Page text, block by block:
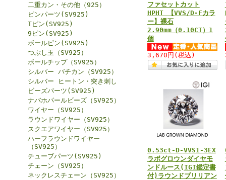
二重カン・その他（925）
ピンパーツ(SV925)
Tピン(SV925)
9ピン(SV925)
ボールピン(SV925)
つぶし玉（SV925）
ボールチップ（SV925）
シルバー バチカン（SV925）
シルバー ヒートン・突き刺し
ビーズパーツ(SV925)
ナバホパールビーズ（SV925）
ワイヤー（SV925）
ラウンドワイヤー（SV925）
スクエアワイヤー（SV925）
ハーフラウンドワイヤー
（SV925）
チューブパーツ(SV925)
チェーン（SV925）
ネックレスチェーン（SV925）
ファセットカット
HPHT 【VVS/D-Fカラ
ー】裸石
2.90mm（0.10CT）1
個
3,670円 (税込)
0.53ct-D-VVS1-3EX
ラボグロウンダイヤモ
ンドルース(IGI鑑定書
付)ラウンドブリリアン